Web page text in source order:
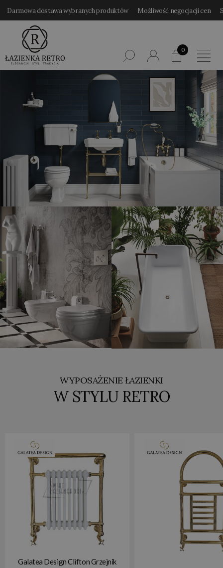
Darmowa dostawa wybranych produktów Możliwość negocjacji cen
0
WYPOSAŻENIE ŁAZIENKI
W STYLU RETRO
Galatea Design Clifton Grzejnik